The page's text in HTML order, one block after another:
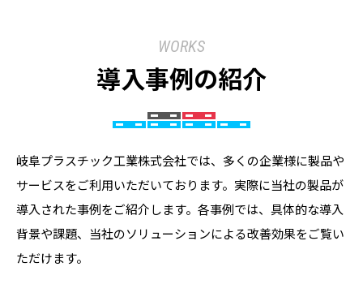
〒464-0850 愛知県名古屋市千種区今池4丁目1番29号
（ニッセイ今池ビル1階）
〒550-0003 大阪府大阪市西区京町堀1丁目6番4号
（アーバンリサーチビル5階）
WORKS
導入事例の紹介
岐阜プラスチック工業株式会社では、多くの企業様に製品や
サービスをご利用いただいております。実際に当社の製品が
導入された事例をご紹介します。各事例では、具体的な導入
背景や課題、当社のソリューションによる改善効果をご覧い
ただけます。